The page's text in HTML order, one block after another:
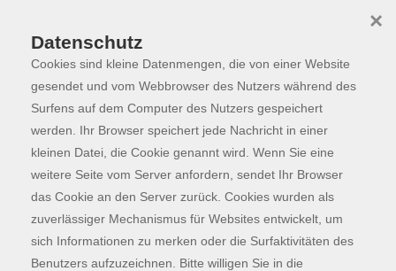
Skip to main content
Programm
Der Kurs konnte nicht gefunden werden.
Kontaktformular
Impressum
Datenschutz
Cookies sind kleine Datenmengen, die von einer Website
gesendet und vom Webbrowser des Nutzers während des
Surfens auf dem Computer des Nutzers gespeichert
werden. Ihr Browser speichert jede Nachricht in einer
kleinen Datei, die Cookie genannt wird. Wenn Sie eine
weitere Seite vom Server anfordern, sendet Ihr Browser
das Cookie an den Server zurück. Cookies wurden als
zuverlässiger Mechanismus für Websites entwickelt, um
sich Informationen zu merken oder die Surfaktivitäten des
Benutzers aufzuzeichnen. Bitte willigen Sie in die
×